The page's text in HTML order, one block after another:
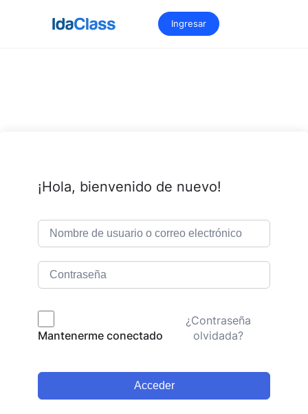
Ingresar
¡Hola, bienvenido de nuevo!
Mantenerme conectado
¿Contraseña
olvidada?
Acceder